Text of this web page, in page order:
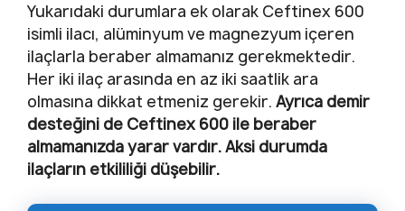
Yukarıdaki durumlara ek olarak Ceftinex 600
isimli ilacı, alüminyum ve magnezyum içeren
ilaçlarla beraber almamanız gerekmektedir.
Her iki ilaç arasında en az iki saatlik ara
olmasına dikkat etmeniz gerekir. Ayrıca demir
desteğini de Ceftinex 600 ile beraber
almamanızda yarar vardır. Aksi durumda
ilaçların etkililiği düşebilir.